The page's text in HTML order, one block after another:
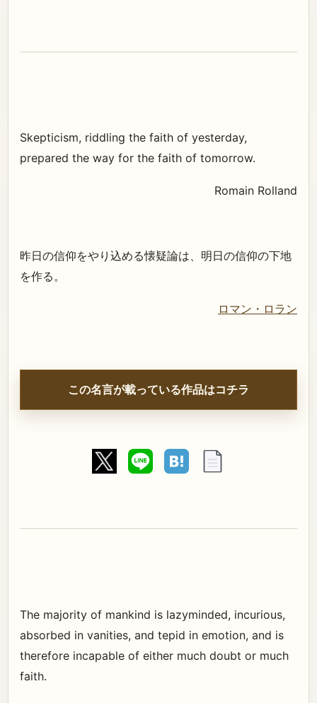
Skepticism, riddling the faith of yesterday,
prepared the way for the faith of tomorrow.
Romain Rolland
昨日の信仰をやり込める懐疑論は、明日の信仰の下地
を作る。
ロマン・ロラン
この名言が載っている作品はコチラ
The majority of mankind is lazyminded, incurious,
absorbed in vanities, and tepid in emotion, and is
therefore incapable of either much doubt or much
faith.